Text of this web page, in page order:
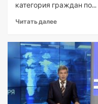
категория граждан по...
Читать далее